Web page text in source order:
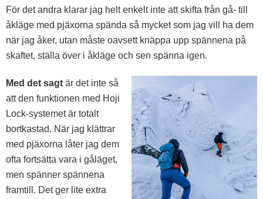
För det andra klarar jag helt enkelt inte att skifta från gå- till
åkläge med pjäxorna spända så mycket som jag vill ha dem
när jag åker, utan måste oavsett knäppa upp spännena på
skaftet, ställa över i åkläge och sen spänna igen.
Med det sagt är det inte så
att den funktionen med Hoji
Lock-systemet är totalt
bortkastad. När jag klättrar
med pjäxorna låter jag dem
ofta fortsätta vara i gåläget,
men spänner spännena
framtill. Det ger lite extra